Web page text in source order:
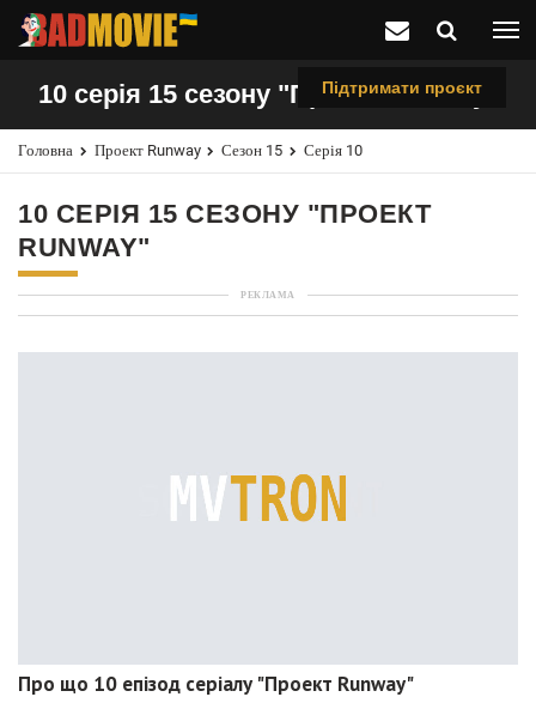
Підтримати проєкт
10 серія 15 сезону "Проект Runway"
Головна Проект Runway Сезон 15 Серія 10
10 СЕРІЯ 15 СЕЗОНУ "ПРОЕКТ
RUNWAY"
РЕКЛАМА
Про що 10 епізод серіалу "Проект Runway"